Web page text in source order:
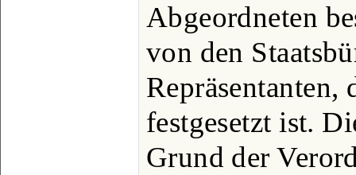
Abgeordneten
von den
Repräsentanten,
festgesetzt ist.
Grund der